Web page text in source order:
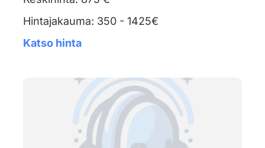
Hintajakauma: 350 - 1425€
Katso hinta